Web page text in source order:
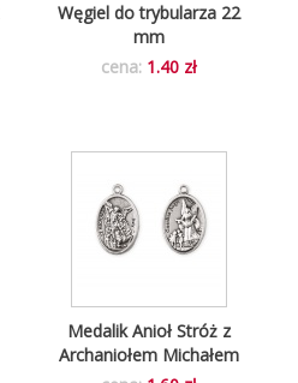
Węgiel do trybularza 22
mm
cena: 1.40 zł
Medalik Anioł Stróż z
Archaniołem Michałem